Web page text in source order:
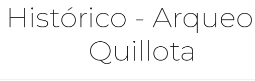
Histórico -
Quillota